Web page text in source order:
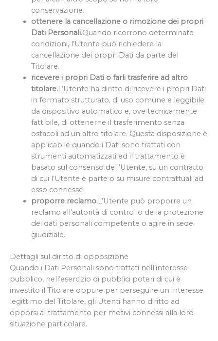
conservazione.
ottenere la cancellazione o rimozione dei propri
Dati Personali.Quando ricorrono determinate
condizioni, l’Utente può richiedere la
cancellazione dei propri Dati da parte del
Titolare.
ricevere i propri Dati o farli trasferire ad altro
titolare.L’Utente ha diritto di ricevere i propri Dati
in formato strutturato, di uso comune e leggibile
da dispositivo automatico e, ove tecnicamente
fattibile, di ottenerne il trasferimento senza
ostacoli ad un altro titolare. Questa disposizione è
applicabile quando i Dati sono trattati con
strumenti automatizzati ed il trattamento è
basato sul consenso dell’Utente, su un contratto
di cui l’Utente è parte o su misure contrattuali ad
esso connesse.
proporre reclamo.L’Utente può proporre un
reclamo all’autorità di controllo della protezione
dei dati personali competente o agire in sede
giudiziale.
Dettagli sul diritto di opposizione
Quando i Dati Personali sono trattati nell’interesse
pubblico, nell’esercizio di pubblici poteri di cui è
investito il Titolare oppure per perseguire un interesse
legittimo del Titolare, gli Utenti hanno diritto ad
opporsi al trattamento per motivi connessi alla loro
situazione particolare.